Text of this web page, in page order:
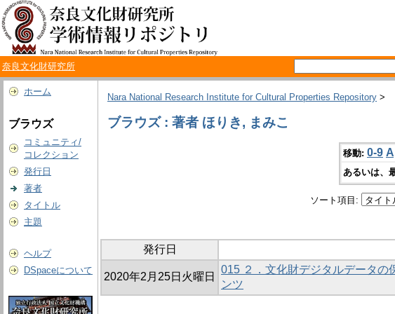
奈良文化財研究所
ホーム
ブラウズ
コミュニティ/
コレクション
発行日
著者
タイトル
主題
ヘルプ
DSpaceについて
Nara National Research Institute for Cultural Properties Repository >
ブラウズ : 著者 ほりき, まみこ
移動: 0-9 A
あるいは、
ソート項目:
発行日
2020年2月25日火曜日
015 ２．文化財デジタルデータの
ンツ